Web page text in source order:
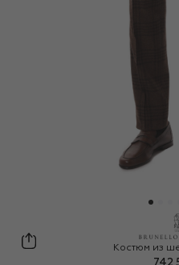
Brunello
Костюм из
742